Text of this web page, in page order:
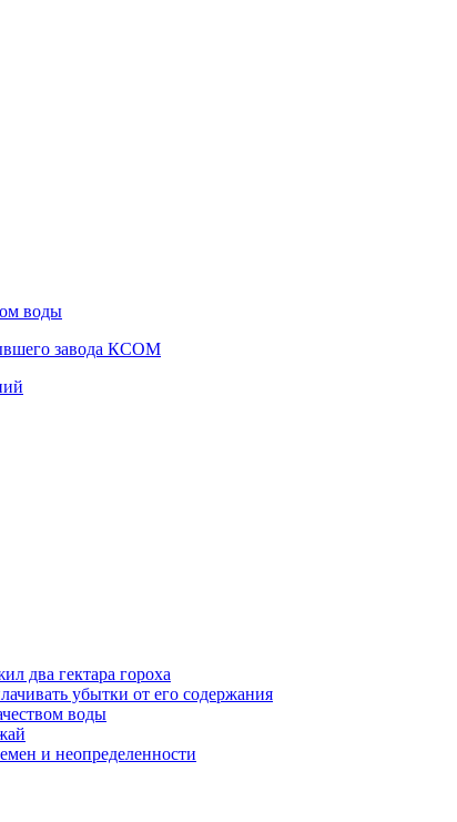
воды
завода КСОМ
два гектара гороха
убытки от его содержания
воды
и неопределенности